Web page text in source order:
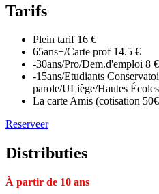
Tarifs
Plein tarif 16 €
65ans+/Carte prof 14.5 €
-30ans/Pro/Dem.d'emploi 8 €
-15ans/Etudiants
parole/ULiège/Hautes
La carte Amis (cotisation
Reserveer
Distributies
À partir de 10 ans